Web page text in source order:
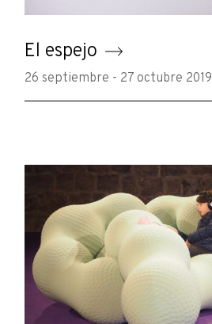
El espejo
26 septiembre - 27 octubre 2019